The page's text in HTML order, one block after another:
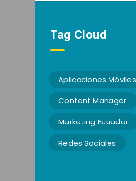
Tag Cloud
Aplicaciones Móviles
Content Manager
Marketing Ecuador
Redes Sociales